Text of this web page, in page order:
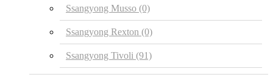
Ssangyong Musso (0)
Ssangyong Rexton (0)
Ssangyong Tivoli (91)